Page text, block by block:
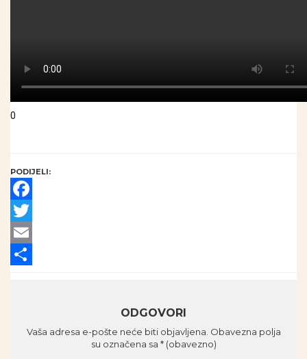
0
PODIJELI:
Facebook
Twitter
Email
ODGOVORI
Vaša adresa e-pošte neće biti objavljena. Obavezna polja
su označena sa * (obavezno)